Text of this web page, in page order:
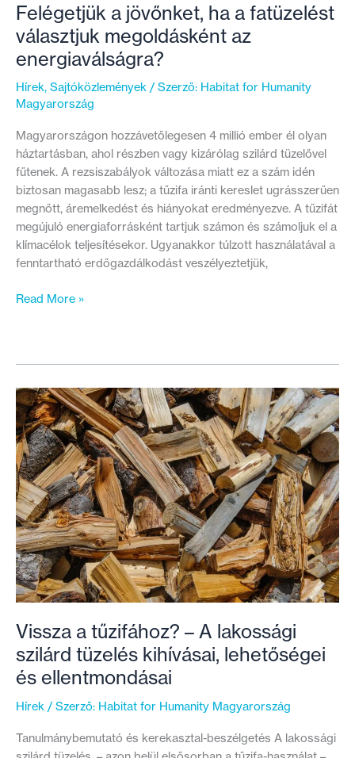
Felégetjük a jövőnket, ha a fatüzelést
választjuk megoldásként az
energiaválságra?
Hírek, Sajtóközlemények / Szerző: Habitat for Humanity
Magyarország
Magyarországon hozzávetőlegesen 4 millió ember él olyan
háztartásban, ahol részben vagy kizárólag szilárd tüzelővel
fűtenek. A rezsiszabályok változása miatt ez a szám idén
biztosan magasabb lesz; a tűzifa iránti kereslet ugrásszerűen
megnőtt, áremelkedést és hiányokat eredményezve. A tűzifát
megújuló energiaforrásként tartjuk számon és számoljuk el a
klímacélok teljesítésekor. Ugyanakkor túlzott használatával a
fenntartható erdőgazdálkodást veszélyeztetjük,
Felégetjük
fatüzelést
választjuk
megoldásként
az
energiaválságra?
Read More »
Vissza a tűzifához? – A lakossági
szilárd tüzelés kihívásai, lehetőségei
és ellentmondásai
Hírek / Szerző: Habitat for Humanity Magyarország
Tanulmánybemutató és kerekasztal-beszélgetés A lakossági